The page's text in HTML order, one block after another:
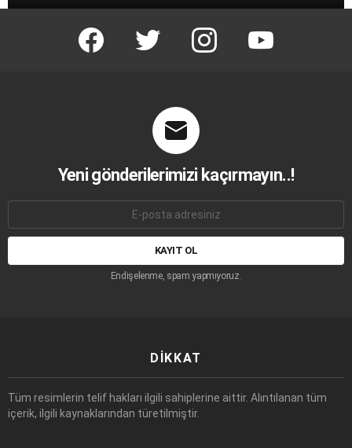
facebook twitter instagram youtube
Yeni gönderilerimizi kaçırmayın..!
adresi:
Endişelenme, spam yapmıyoruz.
DIKKAT
Tüm resimlerin telif hakları ilgili sahiplerine aittir. Alıntılanan tüm
içerik, ilgili kaynaklarından türetilmiştir.